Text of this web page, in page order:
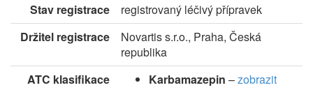
Stav registrace
registrovaný léčivý přípravek
Držitel registrace
Novartis s.r.o., Praha, Česká
republika
ATC klasifikace
Karbamazepin –zobrazit